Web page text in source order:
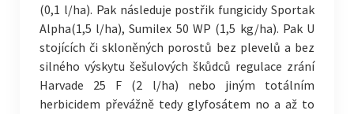
(0,1 l/ha). Pak následuje postřik fungicidy Sportak
Alpha(1,5 l/ha), Sumilex 50 WP (1,5 kg/ha). Pak U
stojících či skloněných porostů bez plevelů a bez
silného výskytu šešulových škůdců regulace zrání
Harvade 25 F (2 l/ha) nebo jiným totálním
herbicidem převážně tedy glyfosátem no a až to